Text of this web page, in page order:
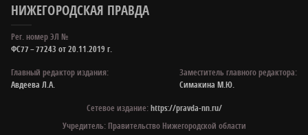
НИЖЕГОРОДСКАЯ ПРАВДА
Рег. номер ЭЛ №
ФС77 – 77243 от 20.11.2019 г.
Главный редактор издания:
Авдеева Л.А.
Заместитель главного редактора:
Симакина М.Ю.
Сетевое издание:https://pravda-nn.ru/
Учредитель: Правительство Нижегородской области